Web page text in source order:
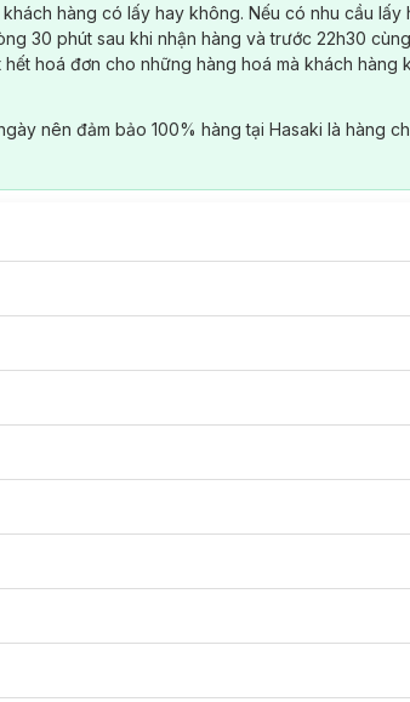
hàng có lấy hay không. Nếu có nhu cầu lấy
30 phút sau khi nhận hàng và trước 22h30
hoá đơn cho những hàng hoá mà khách hàng
nên đảm bảo 100% hàng tại Hasaki là hàng